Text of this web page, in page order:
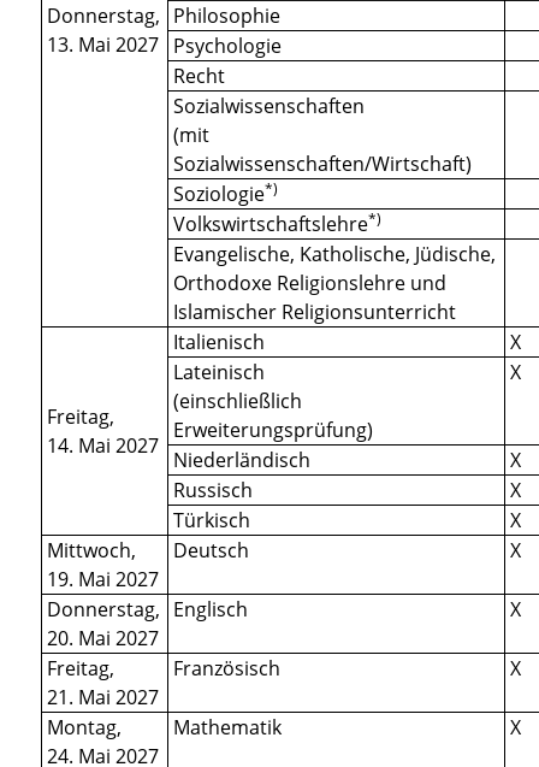
Donnerstag,
13. Mai 2027
Philosophie
Psychologie
Recht
Sozialwissenschaften
(mit
Sozialwissenschaften/Wirtschaft)
Soziologie*)
Volkswirtschaftslehre*)
Evangelische, Katholische, Jüdische,
Orthodoxe Religionslehre und
Islamischer Religionsunterricht
Freitag,
14. Mai 2027
Italienisch
X
Lateinisch
(einschließlich
Erweiterungsprüfung)
X
Niederländisch
X
Russisch
X
Türkisch
X
Mittwoch,
19. Mai 2027
Deutsch X
Donnerstag,
20. Mai 2027
Englisch X
Freitag,
21. Mai 2027
Französisch X
Montag,
24. Mai 2027
Mathematik X